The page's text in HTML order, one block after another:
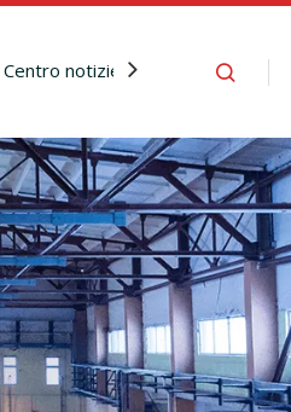
Centro notizie Contattaci